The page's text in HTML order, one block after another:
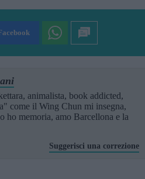
SUBMIT RATING
animalista, book addicted,
come il Wing Chun mi insegna,
ho memoria, amo Barcellona e la
Suggerisci una correzione